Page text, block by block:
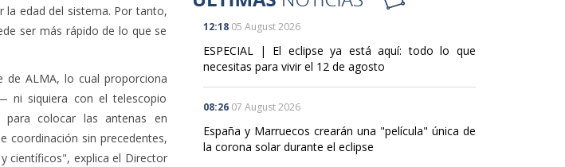
la edad del sistema. Por tanto,
ser más rápido de lo que se
de ALMA, lo cual proporciona
ni siquiera con el telescopio
para colocar las antenas en
coordinación sin precedentes,
científicos", explica el Director
12:18 05 August 2026
ESPECIAL | El eclipse ya está aquí: todo lo que
necesitas para vivir el 12 de agosto
08:26 07 August 2026
España y Marruecos crearán una "película" única de
la corona solar durante el eclipse